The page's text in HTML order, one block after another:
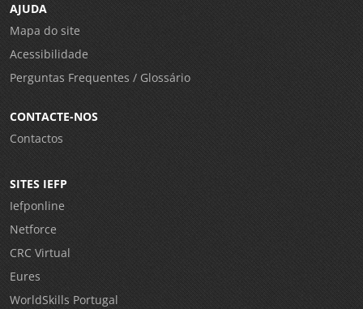
AJUDA
Mapa do site
Acessibilidade
Perguntas Frequentes / Glossário
CONTACTE-NOS
Contactos
SITES IEFP
Iefponline
Netforce
CRC Virtual
Eures
WorldSkills Portugal